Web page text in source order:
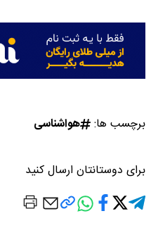
برچسب ها: هواشناسی
برای دوستانتان ارسال کنید